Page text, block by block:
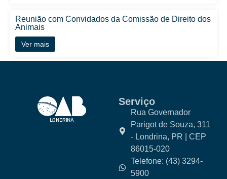
Reunião com Convidados da Comissão de Direito dos
Animais
Ver mais
Serviço
Rua Governador
Parigot de Souza, 311
- Londrina, PR | CEP
86015-020
Telefone: (43) 3294-
5900